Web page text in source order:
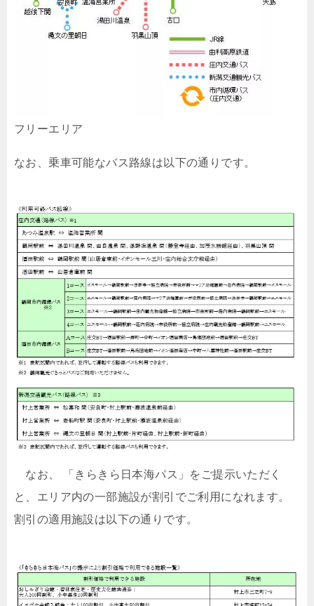
フリーエリア
なお、乗車可能なバス路線は以下の通りです。
なお、 「きらきら日本海パス」をご提示いただく
と、エリア内の一部施設が割引でご利用になれます。
割引の適用施設は以下の通りです。